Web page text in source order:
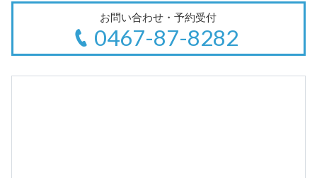
お問い合わせ・予約受付
0467-87-8282